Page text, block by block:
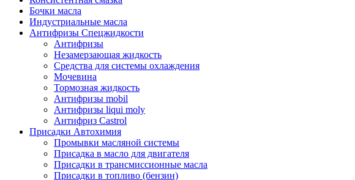
Бочки масла
Индустриальные масла
Антифризы Спецжидкости
Антифризы
Незамерзающая жидкость
Средства для системы охлаждения
Мочевина
Тормозная жидкость
Антифризы mobil
Антифризы liqui moly
Антифриз Castrol
Присадки Автохимия
Промывки масляной системы
Присадка в масло для двигателя
Присадки в трансмиссионные масла
Присадки в топливо (бензин)